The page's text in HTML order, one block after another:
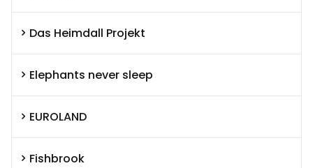
Das Heimdall Projekt
Elephants never sleep
EUROLAND
Fishbrook